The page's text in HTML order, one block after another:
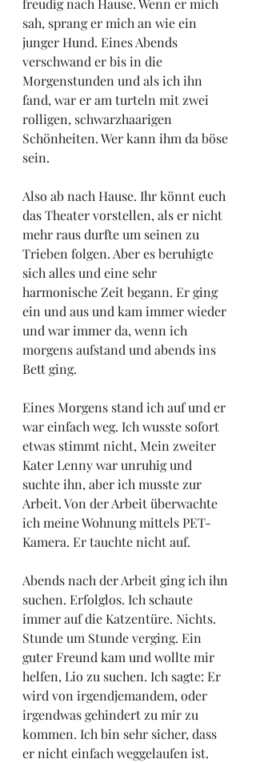
freudig nach Hause. Wenn er mich
sah, sprang er mich an wie ein
junger Hund. Eines Abends
verschwand er bis in die
Morgenstunden und als ich ihn
fand, war er am turteln mit zwei
rolligen, schwarzhaarigen
Schönheiten. Wer kann ihm da böse
sein.
Also ab nach Hause. Ihr könnt euch
das Theater vorstellen, als er nicht
mehr raus durfte um seinen zu
Trieben folgen. Aber es beruhigte
sich alles und eine sehr
harmonische Zeit begann. Er ging
ein und aus und kam immer wieder
und war immer da, wenn ich
morgens aufstand und abends ins
Bett ging.
Eines Morgens stand ich auf und er
war einfach weg. Ich wusste sofort
etwas stimmt nicht, Mein zweiter
Kater Lenny war unruhig und
suchte ihn, aber ich musste zur
Arbeit. Von der Arbeit überwachte
ich meine Wohnung mittels PET-
Kamera. Er tauchte nicht auf.
Abends nach der Arbeit ging ich ihn
suchen. Erfolglos. Ich schaute
immer auf die Katzentüre. Nichts.
Stunde um Stunde verging. Ein
guter Freund kam und wollte mir
helfen, Lio zu suchen. Ich sagte: Er
wird von irgendjemandem, oder
irgendwas gehindert zu mir zu
kommen. Ich bin sehr sicher, dass
er nicht einfach weggelaufen ist.